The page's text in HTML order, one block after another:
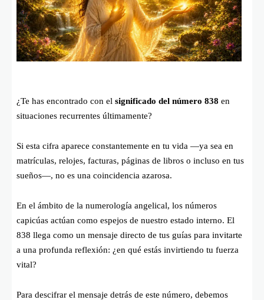
¿Te has encontrado con el significado del número 838 en
situaciones recurrentes últimamente?
Si esta cifra aparece constantemente en tu vida —ya sea en
matrículas, relojes, facturas, páginas de libros o incluso en tus
sueños—, no es una coincidencia azarosa.
En el ámbito de la numerología angelical, los números
capicúas actúan como espejos de nuestro estado interno. El
838 llega como un mensaje directo de tus guías para invitarte
a una profunda reflexión: ¿en qué estás invirtiendo tu fuerza
vital?
Para descifrar el mensaje detrás de este número, debemos